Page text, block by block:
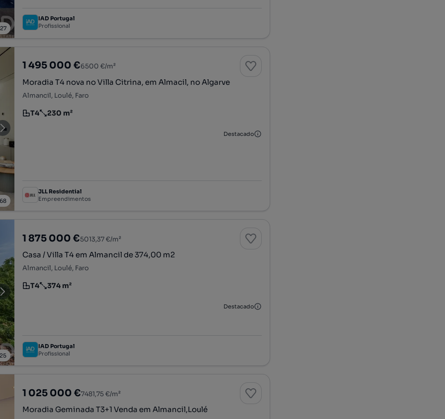
27
IAD Portugal
Profissional
68
1 495 000 €6500 €/m²
Moradia T4 nova no Villa Citrina, em Almacil, no Algarve
Almancil, Loulé, Faro
Tipologia
T4
Preço por metro quadrado
230 m²
Destacado
JLL Residential
Empreendimentos
25
1 875 000 €5013,37 €/m²
Casa / Villa T4 em Almancil de 374,00 m2
Almancil, Loulé, Faro
Tipologia
T4
Preço por metro quadrado
374 m²
Destacado
IAD Portugal
Profissional
1 025 000 €7481,75 €/m²
Moradia Geminada T3+1 Venda em Almancil,Loulé